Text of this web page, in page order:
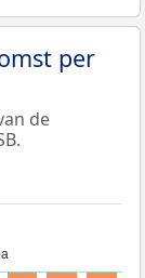
per
de